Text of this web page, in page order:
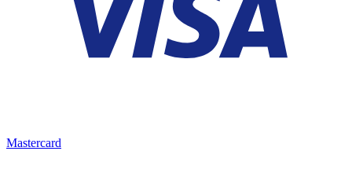
Mastercard